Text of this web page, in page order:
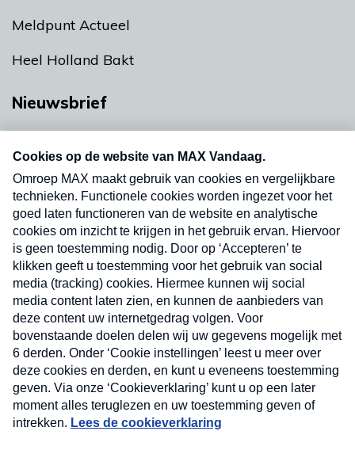
Meldpunt Actueel
Heel Holland Bakt
Nieuwsbrief
nieuwsbrief. Elke vrijdag- en dinsdagochtend in
uw mailbox.
Verzend
Nieuwsbrief
Neem hier een gratis abonnement op onze
nieuwsbrief. Elke vrijdag- en dinsdagochtend in uw